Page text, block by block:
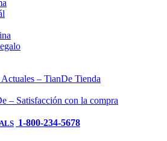
– TianDe Tienda
– Satisfacción con la compra
1-800-234-5678